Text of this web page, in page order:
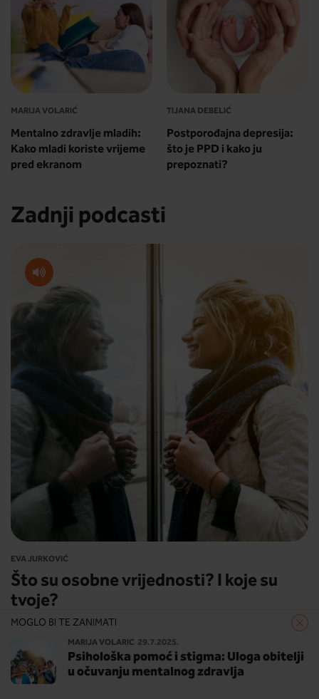
MOGLO BI TE ZANIMATI
MARIJA VOLARIĆ 29.7.2025.
Psihološka pomoć i stigma: Uloga obitelji
u očuvanju mentalnog zdravlja
MARIJA VOLARIĆ
Mentalno zdravlje mladih:
Kako mladi koriste vrijeme
pred ekranom
TIJANA DEBELIĆ
Postporođajna depresija:
što je PPD i kako ju
prepoznati?
Zadnji podcasti
EVA JURKOVIĆ
Što su osobne vrijednosti? I koje su
tvoje?
Vježbamo određivanje osobnih vrijednosti i načina
kako te spoznaje primijeniti u životu.